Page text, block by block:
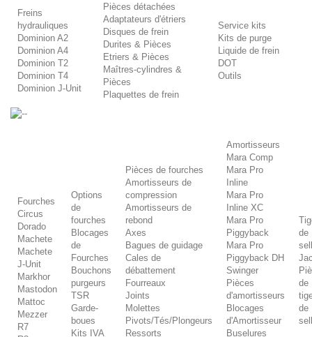
Freins
hydrauliques
Dominion A2
Dominion A4
Dominion T2
Dominion T4
Dominion J-Unit
Pièces détachées
Adaptateurs d'étriers
Disques de frein
Durites & Pièces
Etriers & Pièces
Maîtres-cylindres &
Pièces
Plaquettes de frein
Service kits
Kits de purge
Liquide de frein
DOT
Outils
-
Fourches
Circus
Dorado
Machete
Machete
J-Unit
Markhor
Mastodon
Mattoc
Mezzer
R7
Options
de
fourches
Blocages
de
Fourches
Bouchons
purgeurs
TSR
Garde-
boues
Kits IVA
Pièces de fourches
Amortisseurs de
compression
Amortisseurs de
rebond
Axes
Bagues de guidage
Cales de
débattement
Fourreaux
Joints
Molettes
Pivots/Tés/Plongeurs
Ressorts
Amortisseurs
Mara Comp
Mara Pro
Inline
Mara Pro
Inline XC
Mara Pro
Piggyback
Mara Pro
Piggyback DH
Swinger
Pièces
d'amortisseurs
Blocages
d'Amortisseur
Buselures
de
de
de